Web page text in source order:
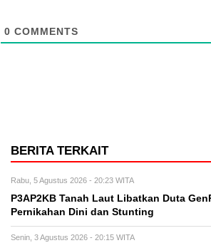
0 COMMENTS
BERITA TERKAIT
Rabu, 5 Agustus 2026 - 20:23 WITA
P3AP2KB Tanah Laut Libatkan Duta
Pernikahan Dini dan Stunting
Senin, 3 Agustus 2026 - 20:15 WITA